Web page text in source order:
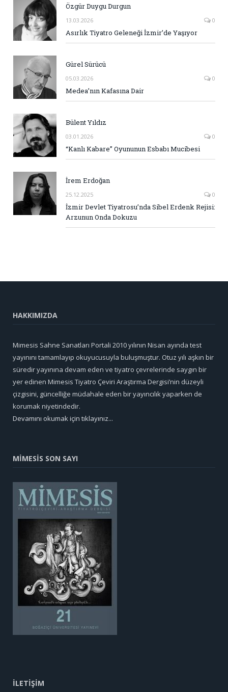
Özgür Duygu Durgun
13.03.2026 0
Asırlık Tiyatro Geleneği İzmir’de Yaşıyor
Gürel Sürücü
05.03.2026 0
Medea’nın Kafasına Dair
Bülent Yıldız
03.01.2026 0
“Kanlı Kabare” Oyununun Esbabı Mucibesi
İrem Erdoğan
25.12.2025 0
İzmir Devlet Tiyatrosu’nda Sibel Erdenk Rejisi:
Arzunun Onda Dokuzu
HAKKIMIZDA
Mimesis Sahne Sanatları Portali 2010 yılının Nisan ayında test
yayınını tamamlayıp okuyucusuyla buluşmuştur. Otuz yılı aşkın bir
süredir yayınına devam eden ve tiyatro çevrelerinde saygın bir
yer edinen Mimesis Tiyatro Çeviri Araştırma Dergisi’nin düzeyli
çizgisini, güncelliğe müdahale eden bir yayıncılık yaparken de
korumak niyetindedir.
Devamını okumak için tıklayınız...
MİMESİS SON SAYI
İLETİŞİM